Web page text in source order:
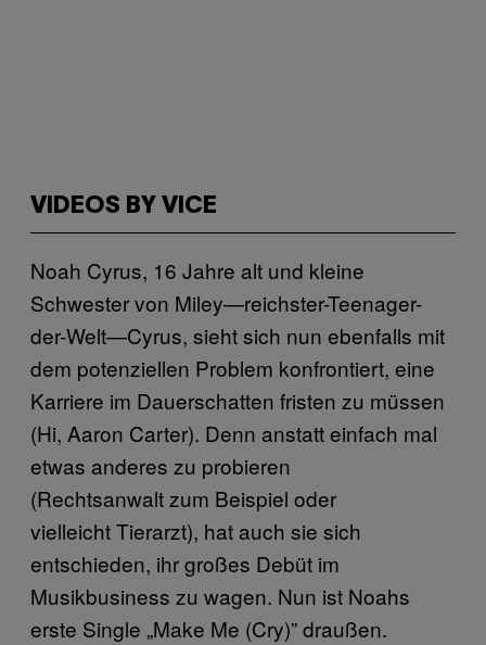
VIDEOS BY VICE
Noah Cyrus, 16 Jahre alt und kleine
Schwester von Miley—reichster-Teenager-
der-Welt—Cyrus, sieht sich nun ebenfalls mit
dem potenziellen Problem konfrontiert, eine
Karriere im Dauerschatten fristen zu müssen
(Hi, Aaron Carter). Denn anstatt einfach mal
etwas anderes zu probieren
(Rechtsanwalt zum Beispiel oder
vielleicht Tierarzt), hat auch sie sich
entschieden, ihr großes Debüt im
Musikbusiness zu wagen. Nun ist Noahs
erste Single „Make Me (Cry)” draußen.